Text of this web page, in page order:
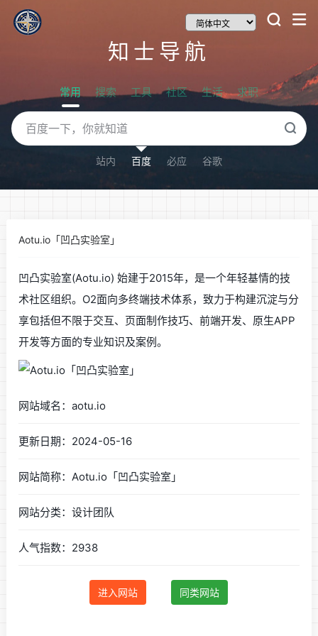
知士导航
常用 搜索 工具 社区 生活 求职
站内 百度 必应 谷歌
Aotu.io「凹凸实验室」
凹凸实验室(Aotu.io) 始建于2015年，是一个年轻基情的技
术社区组织。O2面向多终端技术体系，致力于构建沉淀与分
享包括但不限于交互、页面制作技巧、前端开发、原生APP
开发等方面的专业知识及案例。
网站域名：aotu.io
更新日期：2024-05-16
网站简称：Aotu.io「凹凸实验室」
网站分类：设计团队
人气指数：2938
进入网站 同类网站